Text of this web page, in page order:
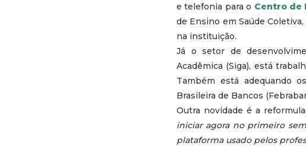
e telefonia para o Centro de
de Ensino em Saúde
na instituição.
Já o setor de
Acadêmica (Siga), está
Também está adequando
Brasileira de Bancos
Outra novidade é a
iniciar agora no primeiro
plataforma usado pelos